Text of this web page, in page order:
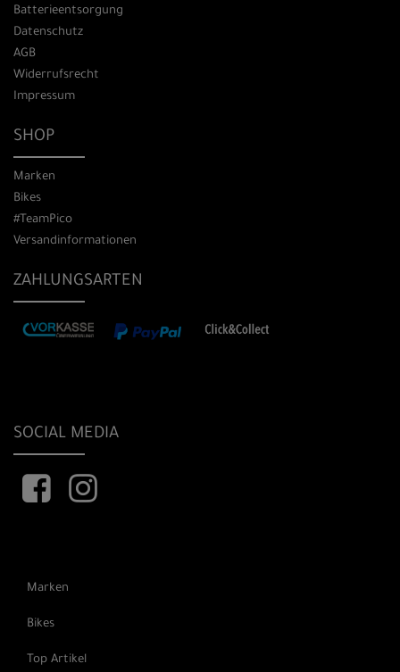
Batterieentsorgung
Datenschutz
AGB
Widerrufsrecht
Impressum
SHOP
Marken
Bikes
#TeamPico
Versandinformationen
ZAHLUNGSARTEN
SOCIAL MEDIA
Marken
Bikes
Top Artikel